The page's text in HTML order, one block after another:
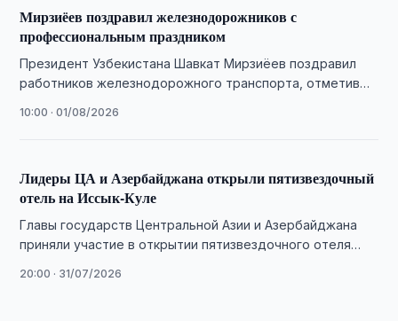
Мирзиёев поздравил железнодорожников с
профессиональным праздником
Президент Узбекистана Шавкат Мирзиёев поздравил
работников железнодорожного транспорта, отметив
10:00 · 01/08/2026
Лидеры ЦА и Азербайджана открыли пятизвездочный
отель на Иссык-Куле
Главы государств Центральной Азии и Азербайджана
приняли участие в открытии пятизвездочного отеля
20:00 · 31/07/2026